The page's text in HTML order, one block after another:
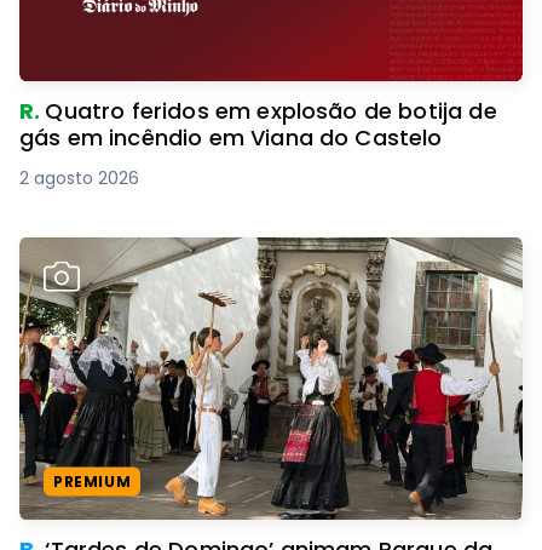
R. Quatro feridos em explosão de botija de
gás em incêndio em Viana do Castelo
2 agosto 2026
PREMIUM